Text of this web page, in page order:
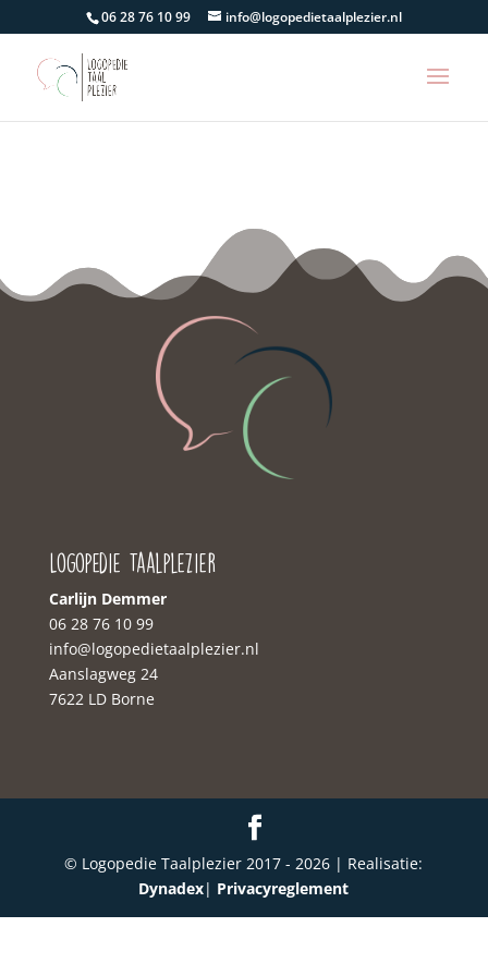
06 28 76 10 99 info@logopedietaalplezier.nl
Logopedie Taalplezier
Carlijn Demmer
06 28 76 10 99‬
‭info@logopedietaalplezier.nl
Aanslagweg 24
7622 LD Borne
© Logopedie Taalplezier 2017 -2026 | Realisatie:
Dynadex| Privacyreglement